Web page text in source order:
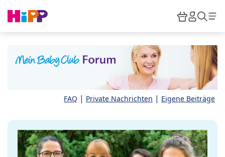
HiPP
FAQ | Private Nachrichten | Eigene Beiträge